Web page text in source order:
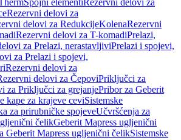
Spojni elementi Rezervni delovi za
Rezervni delovi za
delovi za RedukcijeKolenaRezervni
Rezervni delovi za T-komadiPrelazi,
za Prelazi, nerastavljiviPrelazi i spojevi,
za Prelazi i spojevi,
Rezervni delovi za
delovi za ČepoviPriključci za
za Priključci za grejanjePribor za Geberit
kape za krajeve ceviSistemske
za prirubničke spojeveUčvršćenja za
čelikGeberit Mapress ugljenični
Geberit Mapress ugljenični čelikSistemske